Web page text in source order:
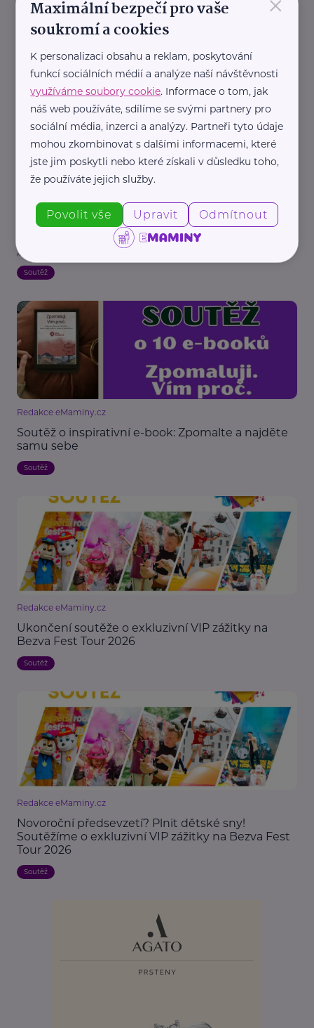
Redakce eMaminy.cz
BikeUP
Soutěž
Redakce eMaminy.cz
Ukončení soutěže o inspirativní e-book
„Zpomaluji. Vím proč.“
Soutěž
Redakce eMaminy.cz
Soutěž o inspirativní e-book: Zpomalte a najděte
samu sebe
Soutěž
Redakce eMaminy.cz
Ukončení soutěže o exkluzivní VIP zážitky na
Bezva Fest Tour 2026
Soutěž
Redakce eMaminy.cz
Novoroční předsevzetí? Plnit dětské sny!
Soutěžíme o exkluzivní VIP zážitky na Bezva Fest
Tour 2026
Soutěž
Maximální bezpečí pro vaše
soukromí a cookies
K personalizaci obsahu a reklam, poskytování
funkcí sociálních médií a analýze naší návštěvnosti
využíváme soubory cookie. Informace o tom, jak
náš web používáte, sdílíme se svými partnery pro
sociální média, inzerci a analýzy. Partneři tyto údaje
mohou zkombinovat s dalšími informacemi, které
jste jim poskytli nebo které získali v důsledku toho,
že používáte jejich služby.
Povolit vše Upravit Odmítnout